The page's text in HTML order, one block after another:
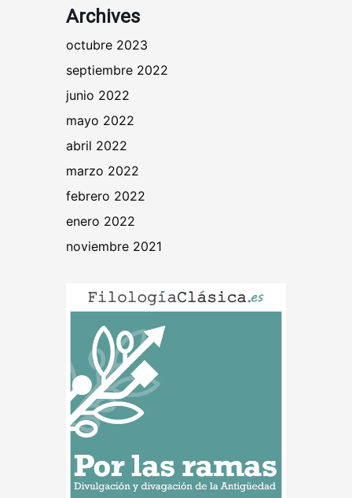
Archives
octubre 2023
septiembre 2022
junio 2022
mayo 2022
abril 2022
marzo 2022
febrero 2022
enero 2022
noviembre 2021